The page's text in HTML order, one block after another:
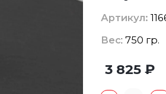
Артикул:
Вес: 750 гр.
3 825 ₽